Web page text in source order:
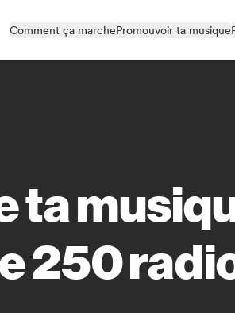
Comment ça marchePromouvoir ta musique
ta
250